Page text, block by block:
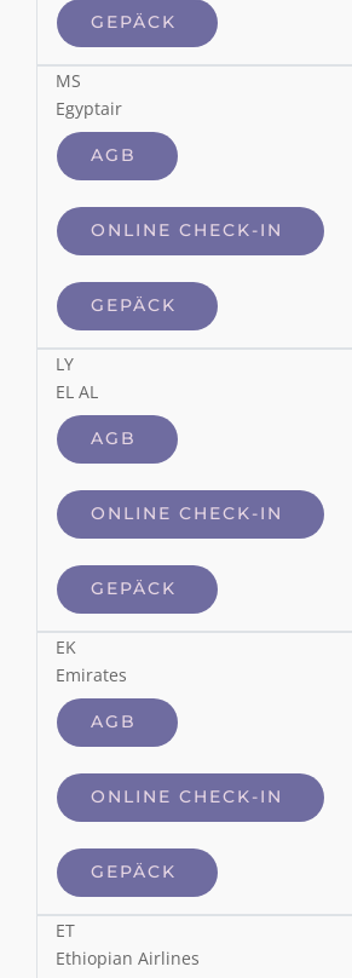
GEPÄCK
MS
Egyptair
AGB
ONLINE CHECK-IN
GEPÄCK
LY
EL AL
AGB
ONLINE CHECK-IN
GEPÄCK
EK
Emirates
AGB
ONLINE CHECK-IN
GEPÄCK
ET
Ethiopian Airlines